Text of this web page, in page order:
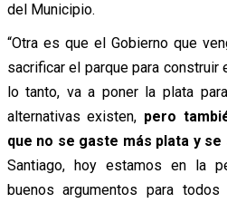
del Municipio.
“Otra es que el Gobierno que
sacrificar el parque para construir
lo tanto, va a poner la plata
alternativas existen, pero
que no se gaste más plata y
Santiago, hoy estamos en la
buenos argumentos para